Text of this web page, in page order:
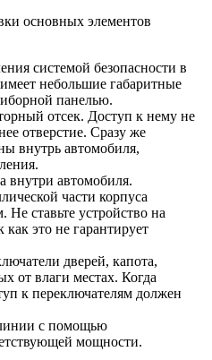
основных элементов
системой безопасности в
небольшие габаритные
панелью.
отсек. Доступ к нему не
отверстие. Сразу же
внутрь автомобиля,
внутри автомобиля.
части корпуса
Не ставьте устройство на
как это не гарантирует
дверей, капота,
от влаги местах. Когда
к переключателям должен
с помощью
мощности.